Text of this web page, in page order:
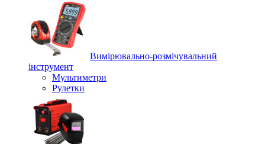
Вимірювально-розмічувальний
інструмент
Мультиметри
Рулетки